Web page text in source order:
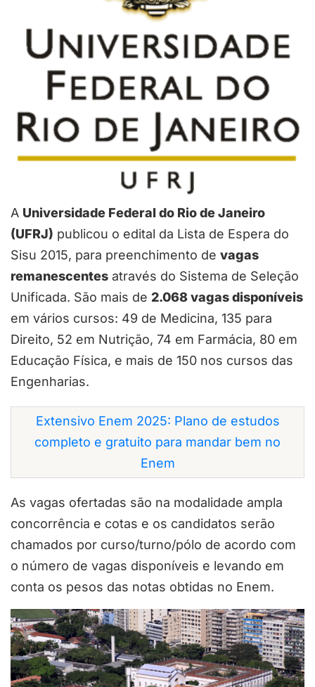
A Universidade Federal do Rio de Janeiro
(UFRJ) publicou o edital da Lista de Espera do
Sisu 2015, para preenchimento de vagas
remanescentes através do Sistema de Seleção
Unificada. São mais de 2.068 vagas disponíveis
em vários cursos: 49 de Medicina, 135 para
Direito, 52 em Nutrição, 74 em Farmácia, 80 em
Educação Física, e mais de 150 nos cursos das
Engenharias.
Extensivo Enem 2025: Plano de estudos
completo e gratuito para mandar bem no
Enem
As vagas ofertadas são na modalidade ampla
concorrência e cotas e os candidatos serão
chamados por curso/turno/pólo de acordo com
o número de vagas disponíveis e levando em
conta os pesos das notas obtidas no Enem.